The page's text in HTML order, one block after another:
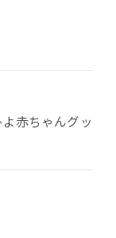
赤ちゃんグッ